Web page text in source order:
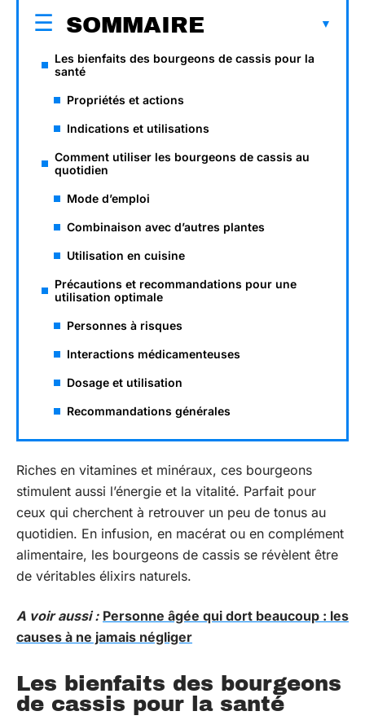
SOMMAIRE
Les bienfaits des bourgeons de cassis pour la
santé
Propriétés et actions
Indications et utilisations
Comment utiliser les bourgeons de cassis au
quotidien
Mode d’emploi
Combinaison avec d’autres plantes
Utilisation en cuisine
Précautions et recommandations pour une
utilisation optimale
Personnes à risques
Interactions médicamenteuses
Dosage et utilisation
Recommandations générales
Riches en vitamines et minéraux, ces bourgeons
stimulent aussi l’énergie et la vitalité. Parfait pour
ceux qui cherchent à retrouver un peu de tonus au
quotidien. En infusion, en macérat ou en complément
alimentaire, les bourgeons de cassis se révèlent être
de véritables élixirs naturels.
A voir aussi : Personne âgée qui dort beaucoup : les
causes à ne jamais négliger
Les bienfaits des bourgeons
de cassis pour la santé